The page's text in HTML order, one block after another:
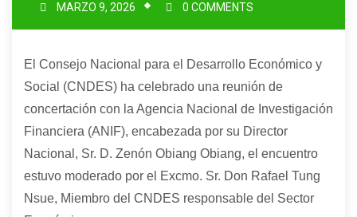
MARZO 9, 2026
0 COMMENTS
El Consejo Nacional para el Desarrollo Económico y
Social (CNDES) ha celebrado una reunión de
concertación con la Agencia Nacional de Investigación
Financiera (ANIF), encabezada por su Director
Nacional, Sr. D. Zenón Obiang Obiang, el encuentro
estuvo moderado por el Excmo. Sr. Don Rafael Tung
Nsue, Miembro del CNDES responsable del Sector